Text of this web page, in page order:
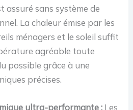
assuré sans système de
La chaleur émise par les
ménagers et le soleil suffit
agréable toute
possible grâce à une
précises.
ultra-performante : Les